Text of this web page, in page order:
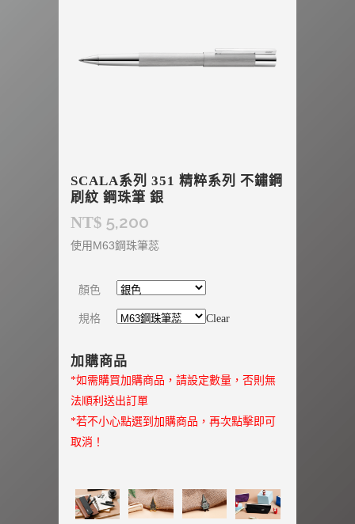
SCALA系列 351 精粹系列 不鏽鋼
刷紋 鋼珠筆 銀
NT$ 5,200
使用M63鋼珠筆蕊
顏色
規格 Clear
加購商品
*如需購買加購商品，請設定數量，否則無
法順利送出訂單
*若不小心點選到加購商品，再次點擊即可
取消！